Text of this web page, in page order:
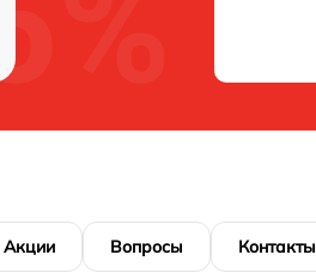
Акции Вопросы Контакты